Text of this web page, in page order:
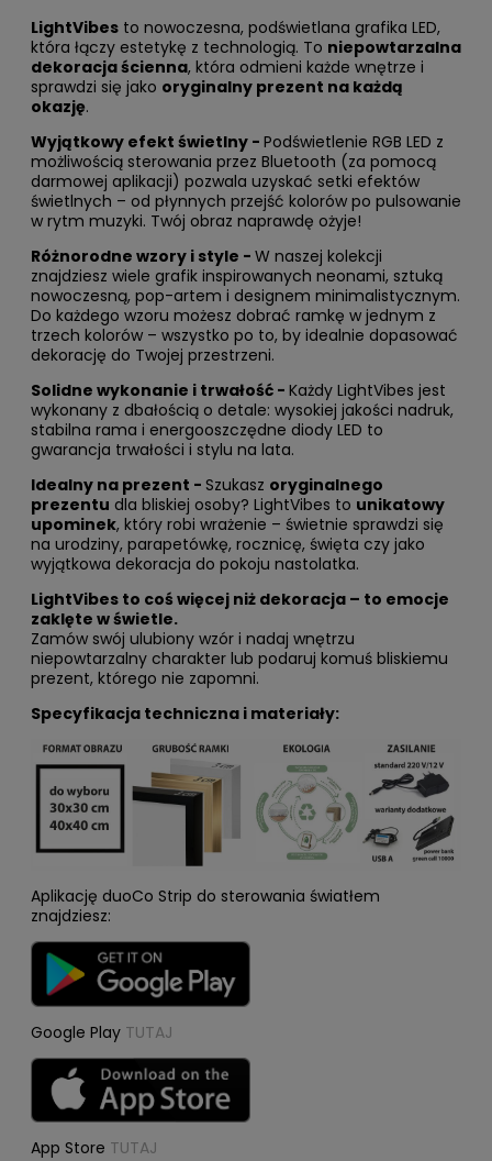
LightVibes to nowoczesna, podświetlana grafika LED,
która łączy estetykę z technologią. To niepowtarzalna
dekoracja ścienna, która odmieni każde wnętrze i
sprawdzi się jako oryginalny prezent na każdą
okazję.
Wyjątkowy efekt świetlny - Podświetlenie RGB LED z
możliwością sterowania przez Bluetooth (za pomocą
darmowej aplikacji) pozwala uzyskać setki efektów
świetlnych – od płynnych przejść kolorów po pulsowanie
w rytm muzyki. Twój obraz naprawdę ożyje!
Różnorodne wzory i style - W naszej kolekcji
znajdziesz wiele grafik inspirowanych neonami, sztuką
nowoczesną, pop-artem i designem minimalistycznym.
Do każdego wzoru możesz dobrać ramkę w jednym z
trzech kolorów – wszystko po to, by idealnie dopasować
dekorację do Twojej przestrzeni.
Solidne wykonanie i trwałość - Każdy LightVibes jest
wykonany z dbałością o detale: wysokiej jakości nadruk,
stabilna rama i energooszczędne diody LED to
gwarancja trwałości i stylu na lata.
Idealny na prezent - Szukasz oryginalnego
prezentu dla bliskiej osoby? LightVibes to unikatowy
upominek, który robi wrażenie – świetnie sprawdzi się
na urodziny, parapetówkę, rocznicę, święta czy jako
wyjątkowa dekoracja do pokoju nastolatka.
LightVibes to coś więcej niż dekoracja – to emocje
zaklęte w świetle.
Zamów swój ulubiony wzór i nadaj wnętrzu
niepowtarzalny charakter lub podaruj komuś bliskiemu
prezent, którego nie zapomni.
Specyfikacja techniczna i materiały:
Aplikację duoCo Strip do sterowania światłem
znajdziesz:
Google Play TUTAJ
App Store TUTAJ